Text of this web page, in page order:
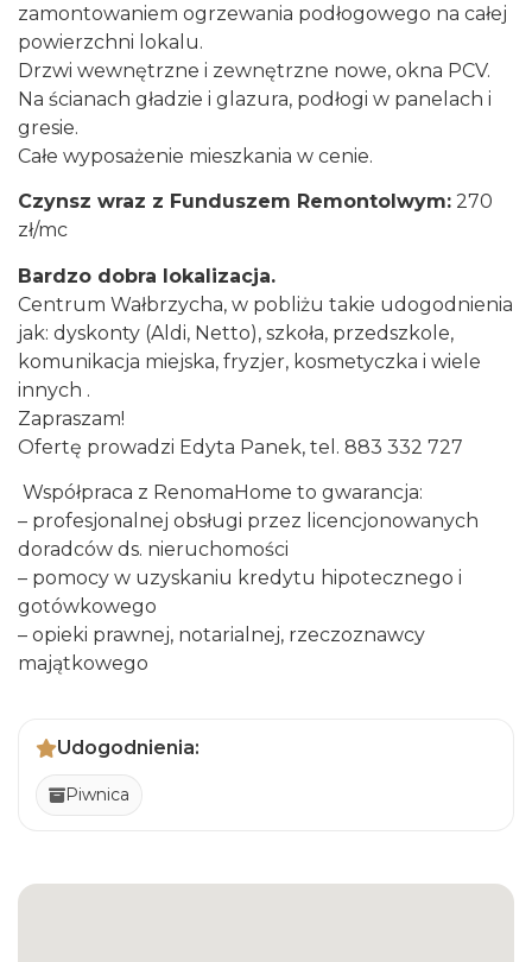
zamontowaniem ogrzewania podłogowego na całej
powierzchni lokalu.
Drzwi wewnętrzne i zewnętrzne nowe, okna PCV.
Na ścianach gładzie i glazura, podłogi w panelach i
gresie.
Całe wyposażenie mieszkania w cenie.
Czynsz wraz z Funduszem Remontolwym: 270
zł/mc
Bardzo dobra lokalizacja.
Centrum Wałbrzycha, w pobliżu takie udogodnienia
jak: dyskonty (Aldi, Netto), szkoła, przedszkole,
komunikacja miejska, fryzjer, kosmetyczka i wiele
innych .
Zapraszam!
Ofertę prowadzi Edyta Panek, tel. 883 332 727
Współpraca z RenomaHome to gwarancja:
– profesjonalnej obsługi przez licencjonowanych
doradców ds. nieruchomości
– pomocy w uzyskaniu kredytu hipotecznego i
gotówkowego
– opieki prawnej, notarialnej, rzeczoznawcy
majątkowego
Udogodnienia:
Piwnica